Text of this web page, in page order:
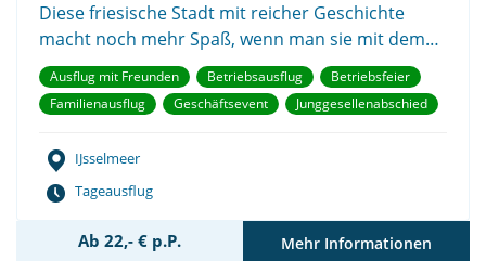
Diese friesische Stadt mit reicher Geschichte
macht noch mehr Spaß, wenn man sie mit dem
Schiff besucht.
Ausflug mit Freunden Betriebsausflug
Betriebsfeier
Familienausflug
Geschäftsevent Junggesellenabschied
IJsselmeer
Tageausflug
Ab 22,- € p.P. Mehr Informationen